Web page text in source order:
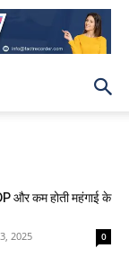
और कम होती महंगाई के
2025 0